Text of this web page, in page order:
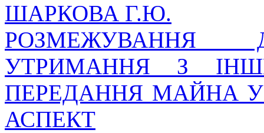
ШАРКОВА Г.Ю.
РОЗМЕЖУВАННЯ
УТРИМАННЯ З
ПЕРЕДАННЯ МАЙНА
АСПЕКТ